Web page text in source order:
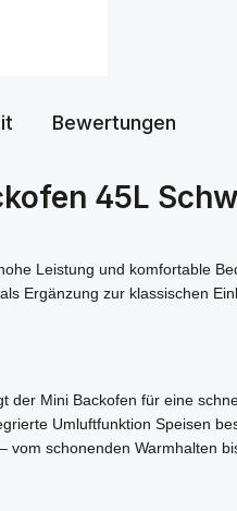
Bewertungen
45L
Leistung und komfortable
Ergänzung zur klassischen
Mini Backofen für eine
Umluftfunktion Speisen
schonenden Warmhalten